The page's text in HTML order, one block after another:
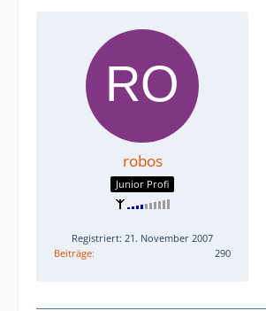
robos
Junior Profi
Registriert: 21. November 2007
Beiträge
290